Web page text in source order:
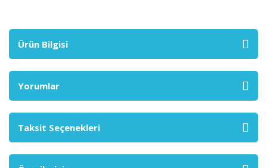
Ürün Bilgisi
Yorumlar
Taksit Seçenekleri